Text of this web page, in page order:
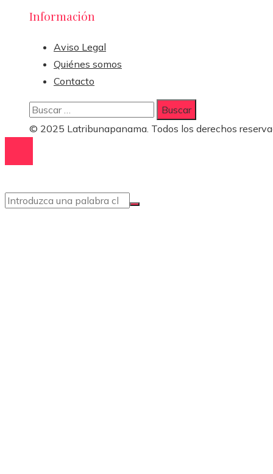
Información
Aviso Legal
Quiénes somos
Contacto
Buscar:
© 2025 Latribunapanama. Todos los derechos